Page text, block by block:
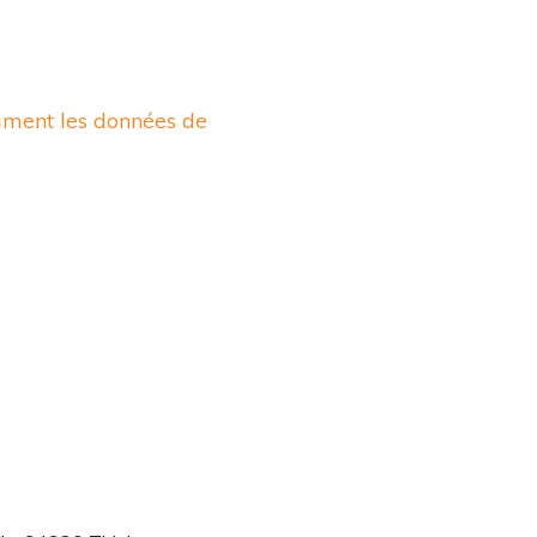
les données de